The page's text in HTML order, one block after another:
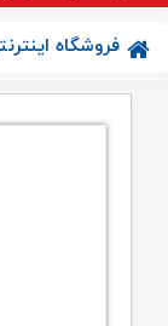
فروشگاه